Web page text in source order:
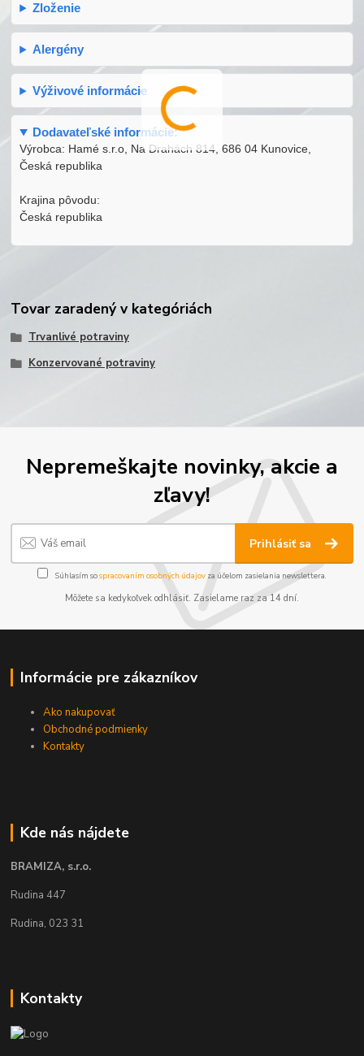
Zloženie
Alergény
Výživové informácie
Dodavateľské informácie:
Výrobca: Hamé s.r.o, Na Drahách 814, 686 04 Kunovice,
Česká republika
Krajina pôvodu:
Česká republika
Tovar zaradený v kategóriách
Trvanlivé potraviny
Konzervované potraviny
Nepremeškajte novinky, akcie a
zľavy!
Prihlásiť sa
Súhlasím sospracovaním osobných údajov za účelom zasielania newslettera.
Môžete sa kedykoľvek odhlásiť. Zasielame raz za 14 dní.
Informácie pre zákazníkov
Ako nakupovať
Obchodné podmienky
Kontakty
Kde nás nájdete
BRAMIZA, s.r.o.
Rudina 447
Rudina, 023 31
Kontakty